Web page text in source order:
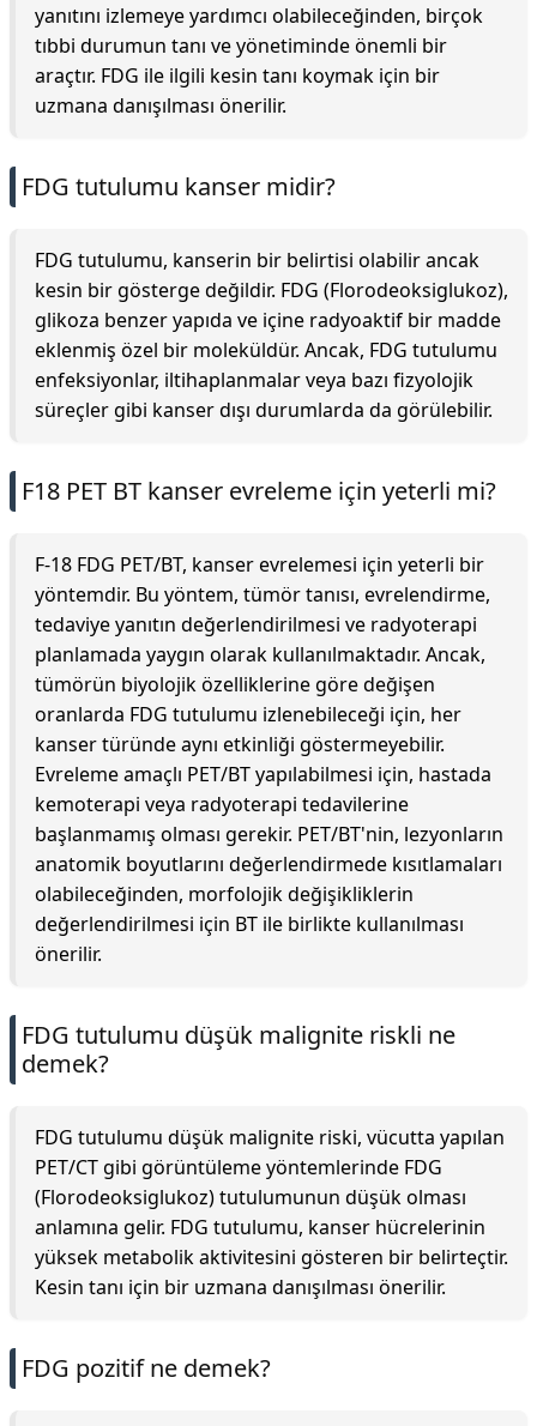
yanıtını izlemeye yardımcı olabileceğinden, birçok
tıbbi durumun tanı ve yönetiminde önemli bir
araçtır. FDG ile ilgili kesin tanı koymak için bir
uzmana danışılması önerilir.
FDG tutulumu kanser midir?
FDG tutulumu, kanserin bir belirtisi olabilir ancak
kesin bir gösterge değildir. FDG (Florodeoksiglukoz),
glikoza benzer yapıda ve içine radyoaktif bir madde
eklenmiş özel bir moleküldür. Ancak, FDG tutulumu
enfeksiyonlar, iltihaplanmalar veya bazı fizyolojik
süreçler gibi kanser dışı durumlarda da görülebilir.
F18 PET BT kanser evreleme için yeterli mi?
F-18 FDG PET/BT, kanser evrelemesi için yeterli bir
yöntemdir. Bu yöntem, tümör tanısı, evrelendirme,
tedaviye yanıtın değerlendirilmesi ve radyoterapi
planlamada yaygın olarak kullanılmaktadır. Ancak,
tümörün biyolojik özelliklerine göre değişen
oranlarda FDG tutulumu izlenebileceği için, her
kanser türünde aynı etkinliği göstermeyebilir.
Evreleme amaçlı PET/BT yapılabilmesi için, hastada
kemoterapi veya radyoterapi tedavilerine
başlanmamış olması gerekir. PET/BT'nin, lezyonların
anatomik boyutlarını değerlendirmede kısıtlamaları
olabileceğinden, morfolojik değişikliklerin
değerlendirilmesi için BT ile birlikte kullanılması
önerilir.
FDG tutulumu düşük malignite riskli ne
demek?
FDG tutulumu düşük malignite riski, vücutta yapılan
PET/CT gibi görüntüleme yöntemlerinde FDG
(Florodeoksiglukoz) tutulumunun düşük olması
anlamına gelir. FDG tutulumu, kanser hücrelerinin
yüksek metabolik aktivitesini gösteren bir belirteçtir.
Kesin tanı için bir uzmana danışılması önerilir.
FDG pozitif ne demek?